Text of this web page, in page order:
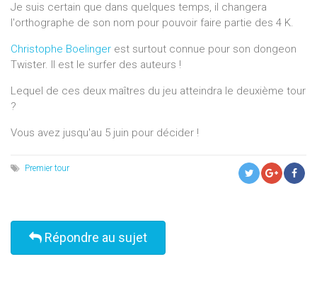
Je suis certain que dans quelques temps, il changera
l'orthographe de son nom pour pouvoir faire partie des 4 K.
Christophe Boelinger est surtout connue pour son dongeon
Twister. Il est le surfer des auteurs !
Lequel de ces deux maîtres du jeu atteindra le deuxième tour
?
Vous avez jusqu'au 5 juin pour décider !
Premier tour
Répondre au sujet